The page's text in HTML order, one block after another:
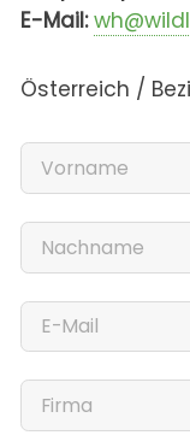
E-Mail:
Österreich /